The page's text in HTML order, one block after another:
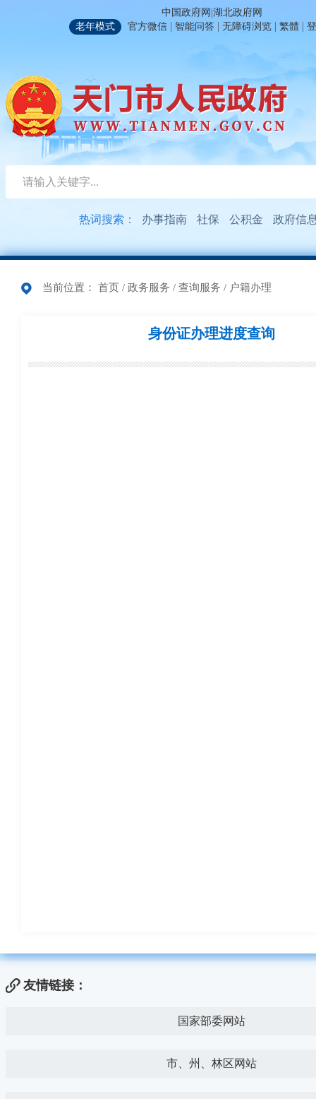
中国政府网 |湖北政府网
老年模式
官方微信 | 智能问答 | 无障碍浏览 | 繁體 |
热词搜索： 办事指南 社保 公积金 政府信
当前位置： 首页 / 政务服务 / 查询服务 / 户籍办理
身份证办理进度查询
友情链接：
国家部委网站
市、州、林区网站